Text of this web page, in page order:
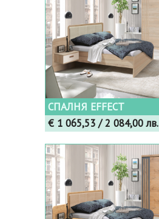
СПАЛНЯ EFFECT
€ 1 065,53 / 2 084,00 лв.